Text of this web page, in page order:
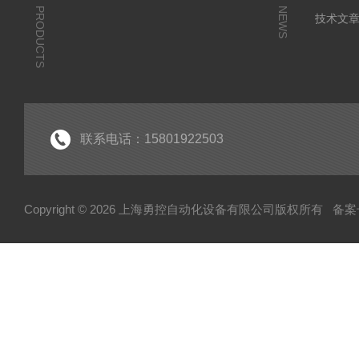
PRODUCTS NEWS
技术文
联系电话：15801922503
Copyright © 2026 上海勇控自动化设备有限公司版权所有 备案